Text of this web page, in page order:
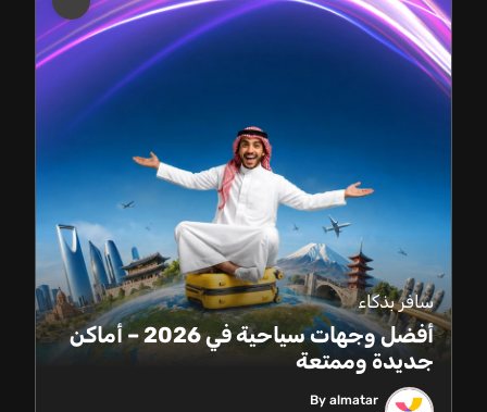
سافر بذكاء
أفضل وجهات سياحية في 2026 – أماكن
جديدة وممتعة
By almatar